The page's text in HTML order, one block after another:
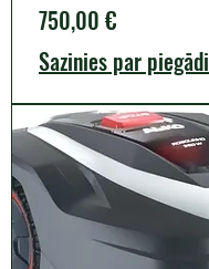
Cena
750,00 €
Sazinies par piegādi